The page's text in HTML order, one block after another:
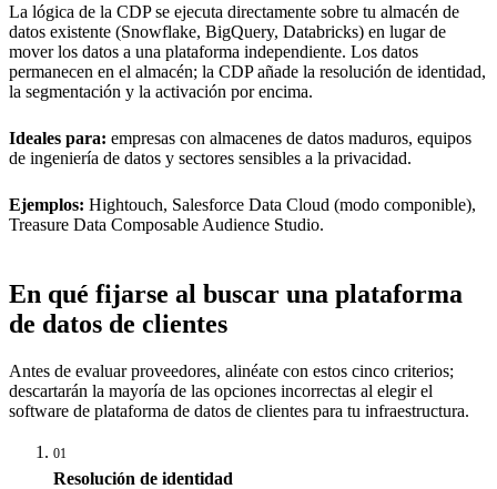
La lógica de la CDP se ejecuta directamente sobre tu almacén de
datos existente (Snowflake, BigQuery, Databricks) en lugar de
mover los datos a una plataforma independiente. Los datos
permanecen en el almacén; la CDP añade la resolución de identidad,
la segmentación y la activación por encima.
Ideales para: empresas con almacenes de datos maduros, equipos
de ingeniería de datos y sectores sensibles a la privacidad.
Ejemplos: Hightouch, Salesforce Data Cloud (modo componible),
Treasure Data Composable Audience Studio.
En qué fijarse al buscar una plataforma
de datos de clientes
Antes de evaluar proveedores, alinéate con estos cinco criterios;
descartarán la mayoría de las opciones incorrectas al elegir el
software de plataforma de datos de clientes para tu infraestructura.
01
Resolución de identidad